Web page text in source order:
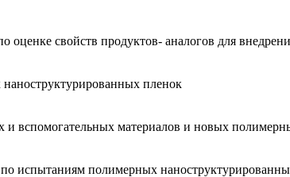
оценке свойств продуктов- аналогов для
пленок
и вспомогательных материалов и новых
испытаниям полимерных